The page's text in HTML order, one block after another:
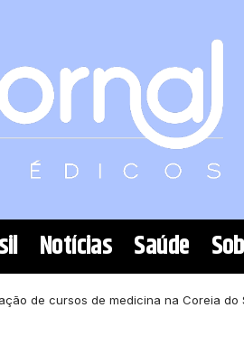
Notícias Saúde
de cursos de medicina na Coreia do